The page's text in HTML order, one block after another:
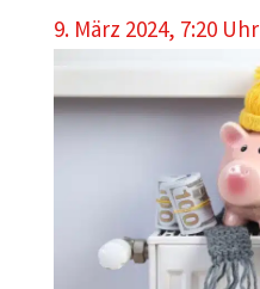
9. März 2024, 7:20 Uhr